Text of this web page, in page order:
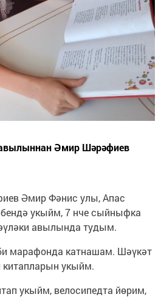
Әмир Шәрәфиев
Әмир Фәнис улы, Апас
укыйм, 7 нче сыйныфка
авылында тудым.
марафонда катнашам. Шәүкәт
китапларын укыйм.
укыйм, велосипедта йөрим,